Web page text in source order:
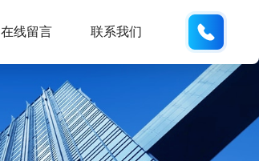
在线留言 联系我们